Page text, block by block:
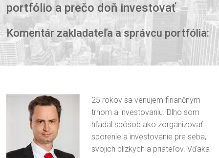
portfólio a prečo doň investovať
Komentár zakladateľa a správcu portfólia:
25 rokov sa venujem finančným
trhom a investovaniu. Dlho som
hľadal spôsob ako zorganizovať
sporenie a investovanie pre seba,
svojich blízkych a priateľov. Vďaka